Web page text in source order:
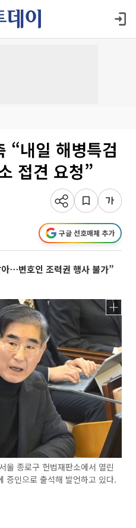
“내일 해병특검
접견 요청”
구글 선호매체 추가
⋯변호인 조력권 행사 불가”
종로구 헌법재판소에서 열린
증인으로 출석해 발언하고 있다.